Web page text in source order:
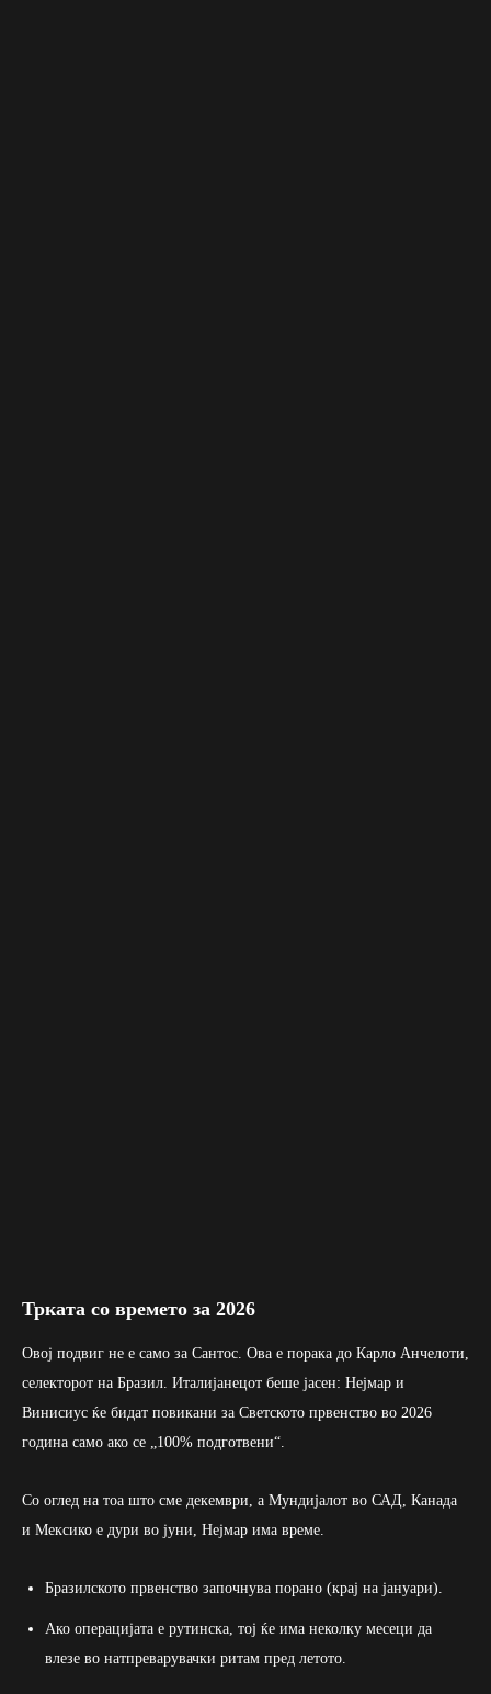
Трката со времето за 2026
Овој подвиг не е само за Сантос. Ова е порака до Карло Анчелоти,
селекторот на Бразил. Италијанецот беше јасен: Нејмар и
Винисиус ќе бидат повикани за Светското првенство во 2026
година само ако се „100% подготвени“.
Со оглед на тоа што сме декември, а Мундијалот во САД, Канада
и Мексико е дури во јуни, Нејмар има време.
Бразилското првенство започнува порано (крај на јануари).
Ако операцијата е рутинска, тој ќе има неколку месеци да
влезе во натпреварувачки ритам пред летото.